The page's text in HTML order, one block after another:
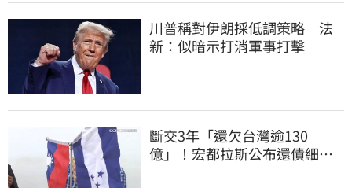
川普稱對伊朗採低調策略 法
新：似暗示打消軍事打擊
斷交3年「還欠台灣逾130
億」！宏都拉斯公布還債細